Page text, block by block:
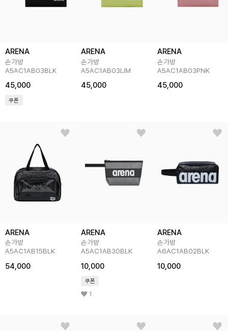
ARENA
손가방
A5AC1AB03BLK
45,000
쿠폰
ARENA
손가방
A5AC1AB03LIM
45,000
ARENA
손가방
A5AC1AB03PNK
45,000
ARENA
손가방
A5AC1AB15BLK
54,000
ARENA
손가방
A5AC1AB30BLK
10,000
쿠폰
1
ARENA
손가방
A6AC1AB02BLK
10,000